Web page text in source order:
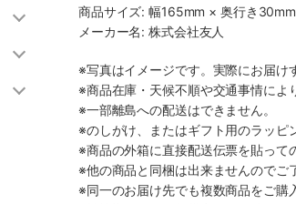
商品サイズ: 幅165mm × 奥行き
メーカー名: 株式会社友人
※写真はイメージです。実際にお届け
※商品在庫・天候不順や交通事情によ
※一部離島への配送はできません。
※のしがけ、またはギフト用のラッピ
※商品の外箱に直接配送伝票を貼って
※他の商品と同梱は出来ませんのでご
※同一のお届け先でも複数商品をご購